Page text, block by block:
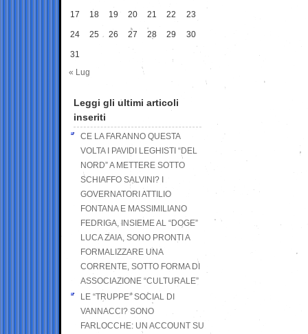
17 18 19 20 21 22 23
24 25 26 27 28 29 30
31
« Lug
Leggi gli ultimi articoli
inseriti
CE LA FARANNO QUESTA
VOLTA I PAVIDI LEGHISTI “DEL
NORD” A METTERE SOTTO
SCHIAFFO SALVINI? I
GOVERNATORI ATTILIO
FONTANA E MASSIMILIANO
FEDRIGA, INSIEME AL “DOGE”
LUCA ZAIA, SONO PRONTI A
FORMALIZZARE UNA
CORRENTE, SOTTO FORMA DI
ASSOCIAZIONE “CULTURALE”
LE “TRUPPE” SOCIAL DI
VANNACCI? SONO
FARLOCCHE: UN ACCOUNT SU